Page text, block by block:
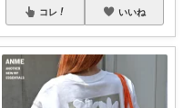
コレ いいね